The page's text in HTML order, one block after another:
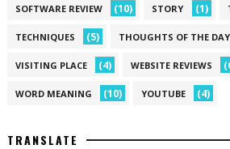
SOFTWARE REVIEW (10) STORY (1)
TECHNIQUES (5) THOUGHTS OF THE DAY
VISITING PLACE (4) WEBSITE REVIEWS
WORD MEANING (10) YOUTUBE (4)
TRANSLATE